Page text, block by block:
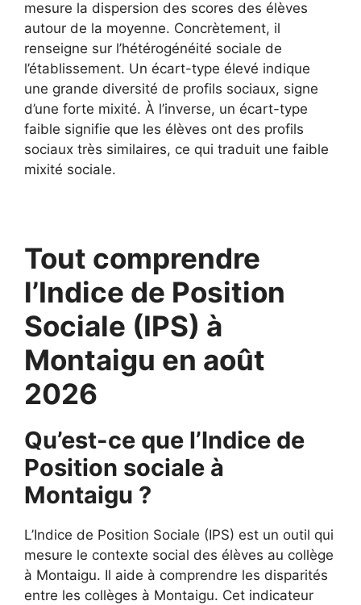
mesure la dispersion des scores des élèves
autour de la moyenne. Concrètement, il
renseigne sur l’hétérogénéité sociale de
l’établissement. Un écart-type élevé indique
une grande diversité de profils sociaux, signe
d’une forte mixité. À l’inverse, un écart-type
faible signifie que les élèves ont des profils
sociaux très similaires, ce qui traduit une faible
mixité sociale.
Tout comprendre
l’Indice de Position
Sociale (IPS) à
Montaigu en août
2026
Qu’est-ce que l’Indice de
Position sociale à
Montaigu ?
L’Indice de Position Sociale (IPS) est un outil qui
mesure le contexte social des élèves au collège
à Montaigu. Il aide à comprendre les disparités
entre les collèges à Montaigu. Cet indicateur